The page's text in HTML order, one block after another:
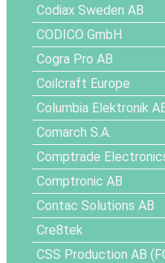
Codiax Sweden AB
CODICO GmbH
Cogra Pro AB
Coilcraft Europe
Columbia Elektronik
Comarch S.A.
Comptrade
Comptronic AB
Contac Solutions AB
Cre8tek
CSS Production AB